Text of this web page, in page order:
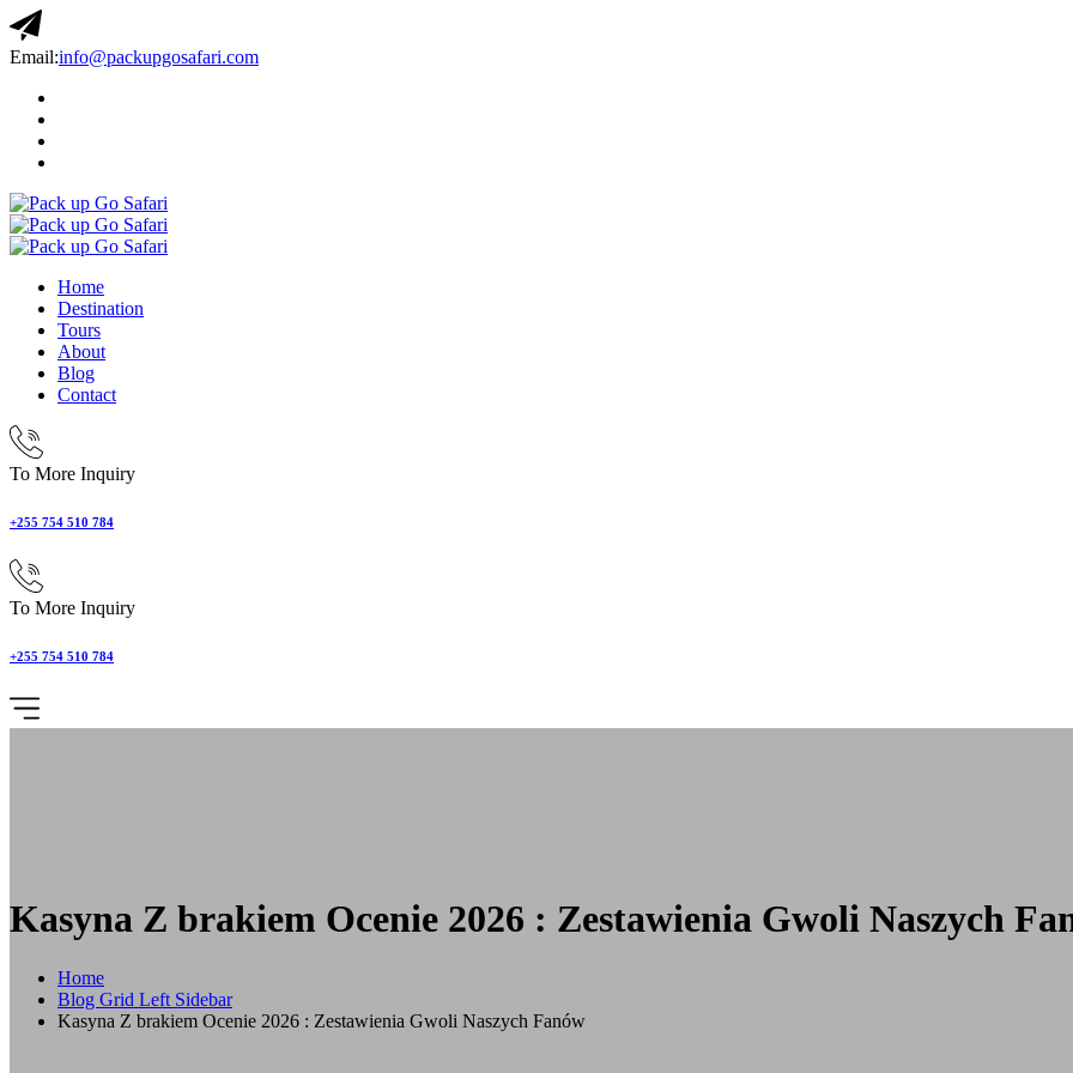
Email:info@packupgosafari.com
Home
Destination
Tours
About
Blog
Contact
To More Inquiry
+255 754 510 784
To More Inquiry
+255 754 510 784
Kasyna Z brakiem Ocenie 2026 : Zestawienia Gwoli Naszych
Home
Blog Grid Left Sidebar
Kasyna Z brakiem Ocenie 2026 : Zestawienia Gwoli Naszych Fanów